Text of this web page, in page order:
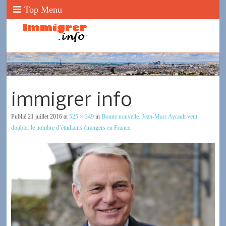
Top Menu
immigrer info
Publié 21 juillet 2016at 525 × 349in Bonne nouvelle. Jean-Marc Ayrault veut
doubler le nombre d’étudiants étrangers en France.